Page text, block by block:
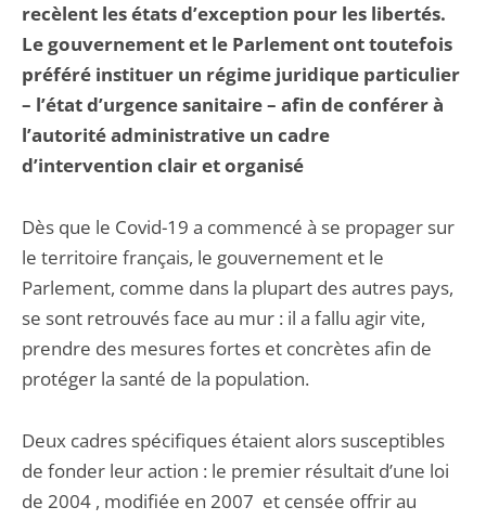
recèlent les états d’exception pour les libertés.
Le gouvernement et le Parlement ont toutefois
préféré instituer un régime juridique particulier
– l’état d’urgence sanitaire – afin de conférer à
l’autorité administrative un cadre
d’intervention clair et organisé
Dès que le Covid-19 a commencé à se propager sur
le territoire français, le gouvernement et le
Parlement, comme dans la plupart des autres pays,
se sont retrouvés face au mur : il a fallu agir vite,
prendre des mesures fortes et concrètes afin de
protéger la santé de la population.
Deux cadres spécifiques étaient alors susceptibles
de fonder leur action : le premier résultait d’une loi
de 2004 , modifiée en 2007 et censée offrir au